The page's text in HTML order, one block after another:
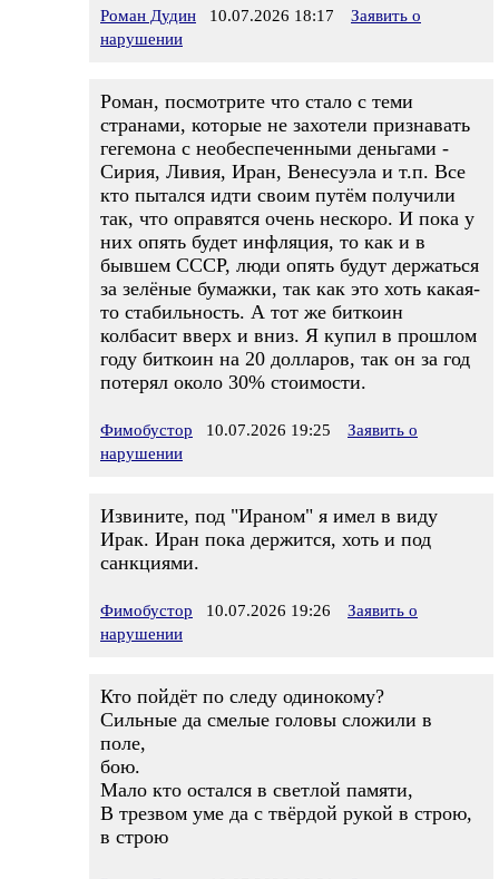
Роман Дудин 10.07.2026 18:17
Заявить о
нарушении
Роман, посмотрите что стало с теми
странами, которые не захотели признавать
гегемона с необеспеченными деньгами -
Сирия, Ливия, Иран, Венесуэла и т.п. Все
кто пытался идти своим путём получили
так, что оправятся очень нескоро. И пока у
них опять будет инфляция, то как и в
бывшем СССР, люди опять будут держаться
за зелёные бумажки, так как это хоть какая-
то стабильность. А тот же биткоин
колбасит вверх и вниз. Я купил в прошлом
году биткоин на 20 долларов, так он за год
потерял около 30% стоимости.
Фимобустор 10.07.2026 19:25
Заявить о
нарушении
Извините, под "Ираном" я имел в виду
Ирак. Иран пока держится, хоть и под
санкциями.
Фимобустор 10.07.2026 19:26
Заявить о
нарушении
Кто пойдёт по следу одинокому?
Сильные да смелые головы сложили в
поле,
бою.
Мало кто остался в светлой памяти,
В трезвом уме да с твёрдой рукой в строю,
в строю